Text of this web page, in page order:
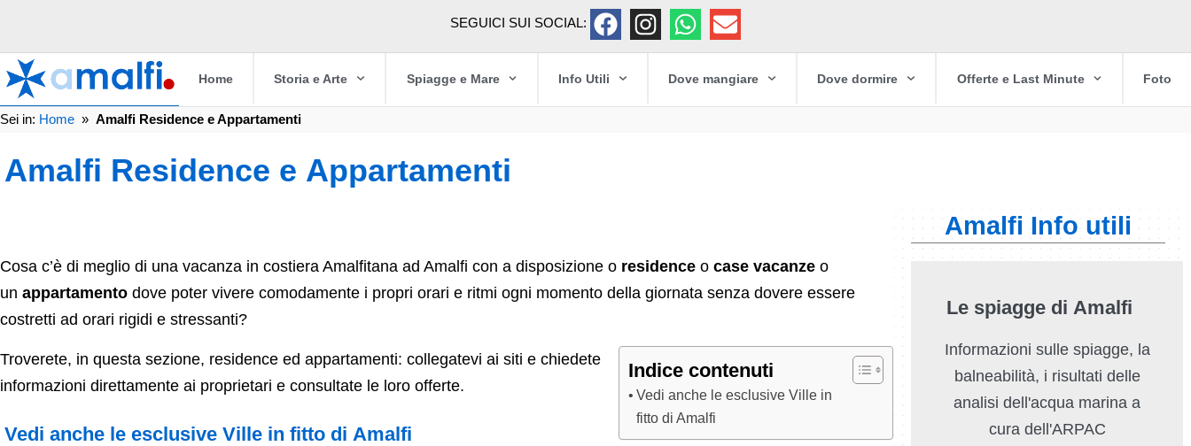
SEGUICI SUI SOCIAL:
Home Storia e Arte Spiagge e Mare Info Utili Dove mangiare Dove dormire Offerte e Last Minute Foto
Sei in: Home » Amalfi Residence e Appartamenti
Amalfi Residence e Appartamenti
Cosa c’è di meglio di una vacanza in costiera Amalfitana ad Amalfi con a disposizione o residence o case vacanze o
un appartamento dove poter vivere comodamente i propri orari e ritmi ogni momento della giornata senza dovere essere
costretti ad orari rigidi e stressanti?
Indice contenuti
Vedi anche le esclusive Ville in
fitto di Amalfi
Troverete, in questa sezione, residence ed appartamenti: collegatevi ai siti e chiedete
informazioni direttamente ai proprietari e consultate le loro offerte.
Vedi anche le esclusive Ville in fitto di Amalfi
Amalfi Info utili
Le spiagge di Amalfi
Informazioni sulle spiagge, la
balneabilità, i risultati delle
analisi dell'acqua marina a
cura dell'ARPAC